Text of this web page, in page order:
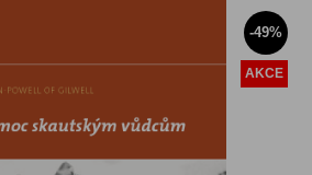
-49%
AKCE